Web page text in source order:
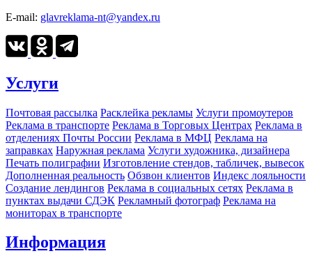
E-mail: glavreklama-nt@yandex.ru
Услуги
Почтовая рассылка Расклейка рекламы Услуги промоутеров
Реклама в транспорте Реклама в Торговых Центрах Реклама в
отделениях Почты России Реклама в МФЦ Реклама на
заправках Наружная реклама Услуги художника, дизайнера
Печать полиграфии Изготовление стендов, табличек, вывесок
Дополненная реальность Обзвон клиентов Индекс лояльности
Создание лендингов Реклама в социальных сетях Реклама в
пунктах выдачи СДЭК Рекламный фотограф Реклама на
мониторах в транспорте
Информация